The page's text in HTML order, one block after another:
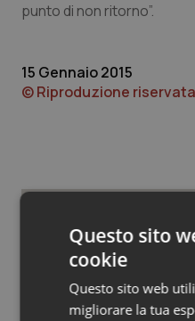
Oncologia &
Psoriasi & pelle
Quotidiano
Rene & patologie
punto di non ritorno”.
15 Gennaio 2015
© Riproduzione riservata
Potrebbe
Regioni e Asl
Questo sito
cookie
Questo sito web
migliorare la tua